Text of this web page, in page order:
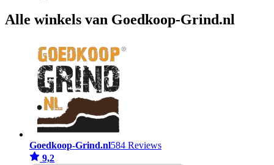
Alle winkels van Goedkoop-Grind.nl
Goedkoop-Grind.nl584 Reviews
9,2